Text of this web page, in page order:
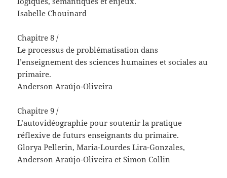
Isabelle Chouinard
Chapitre 8 /
Le processus de problématisation dans
l’enseignement des sciences humaines et sociales au
primaire.
Anderson Araújo-Oliveira
Chapitre 9 /
L’autovidéographie pour soutenir la pratique
réflexive de futurs enseignants du primaire.
Glorya Pellerin, Maria-Lourdes Lira-Gonzales,
Anderson Araújo-Oliveira et Simon Collin